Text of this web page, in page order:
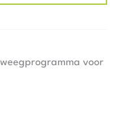
voor